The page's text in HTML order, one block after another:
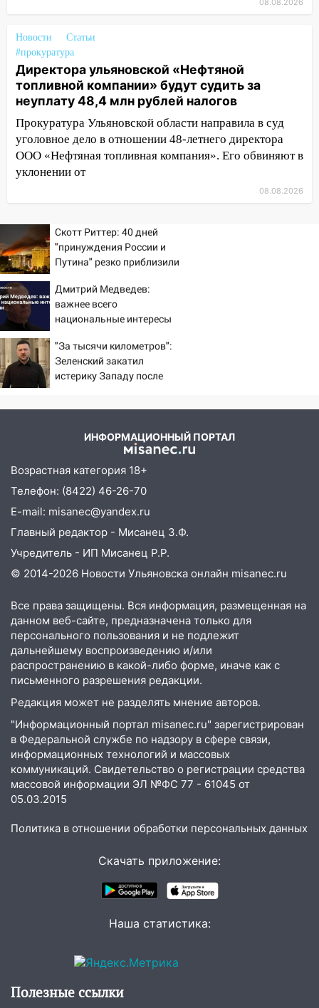
празднованию Дня сотрудника органов
следствия Российской Федерации
19:30 Ульяновцев приглашают
поддержать «Симбирскую чебурашку»
на фестивале «ФормАРТ»
18:11 Ульяновская область стала
пилотным регионом проекта
«Культурное долголетие»
Прогноз погоды в Ульяновской
17:16
В реанимацию Ульяновской
областной больницы поступили шесть
новых аппаратов ИВЛ
16:51
В Чердаклинском районе
ремонтируют дороги, ставят остановки
и проводят новое освещение
16:35
В Ульяновске установили ещё
девять бункеров для крупногабаритного
мусора
В Ульяновском госуниверситете
цифровой ПЦР
15:47
Ульяновцы могут вернуть деньги
за абонементы закрывшегося фитнес-
клуба «Рекорд-Fitness»
15:34
После вмешательства
прокуратуры в селах Ульяновской
площадки
15:27 Прокуратура проверяет
капремонт школы в селе Кивать
15:08 В Кузоватово после прокурорской
пешеходных переходах
14:40 На проспекте Гая в Ульяновске
запретили остановку автомобилей на
50-метровом участке
14:22 В Новом городе 8 августа пройдет
большой фестиваль «Наше время» с
мотофристайлом и концертом
Жару смоет ливнями: прогноз
погоды в Ульяновской области на
выходные 8-9 августа
В Ульяновске транспортные
пассажира»
обокрали женщину на пляже и
08.08.2026
Новости
Статьи
#прокуратура
Директора ульяновской «Нефтяной
топливной компании» будут судить за
неуплату 48,4 млн рублей налогов
Прокуратура Ульяновской области направила в суд
уголовное дело в отношении 48-летнего директора
ООО «Нефтяная топливная компания». Его обвиняют в
уклонении от
08.08.2026
Скотт Риттер: 40 дней
"принуждения России и
Путина" резко приблизили
Дмитрий Медведев:
важнее всего
национальные интересы
"За тысячи километров":
Зеленский закатил
истерику Западу после
ИНФОРМАЦИОННЫЙ ПОРТАЛ
Возрастная категория 18+
Телефон: (8422) 46-26-70
E-mail: misanec@yandex.ru
Главный редактор - Мисанец З.Ф.
Учредитель - ИП Мисанец Р.Р.
© 2014-2026 Новости Ульяновска онлайн misanec.ru
Все права защищены. Вся информация, размещенная на
данном веб-сайте, предназначена только для
персонального пользования и не подлежит
дальнейшему воспроизведению и/или
распространению в какой-либо форме, иначе как с
письменного разрешения редакции.
Редакция может не разделять мнение авторов.
"Информационный портал misanec.ru" зарегистрирован
в Федеральной службе по надзору в сфере связи,
информационных технологий и массовых
коммуникаций. Свидетельство о регистрации средства
массовой информации ЭЛ №ФС 77 - 61045 от
05.03.2015
Политика в отношении обработки персональных данных
Скачать приложение:
Наша статистика:
Полезные ссылки